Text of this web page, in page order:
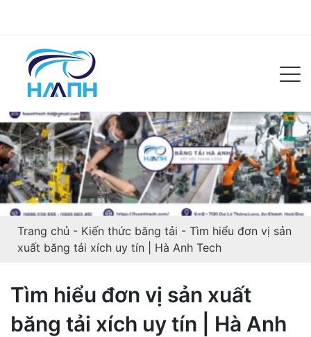
Trang chủ - Kiến thức băng tải - Tìm hiểu đơn vị sản
xuất băng tải xích uy tín | Hà Anh Tech
Tìm hiểu đơn vị sản xuất
băng tải xích uy tín | Hà Anh